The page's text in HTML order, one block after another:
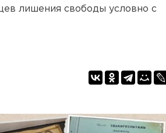
лишения свободы условно с